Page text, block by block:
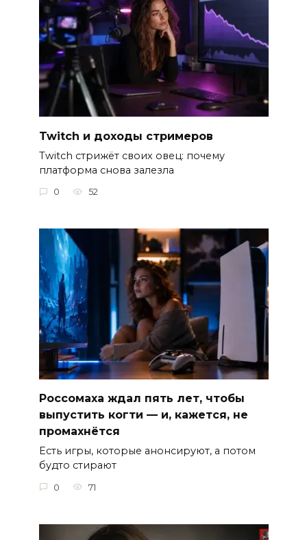
Twitch и доходы стримеров
Twitch стрижёт своих овец: почему
платформа снова залезла
0 52
Россомаха ждал пять лет, чтобы
выпустить когти — и, кажется, не
промахнётся
Есть игры, которые анонсируют, а потом
будто стирают
0 71